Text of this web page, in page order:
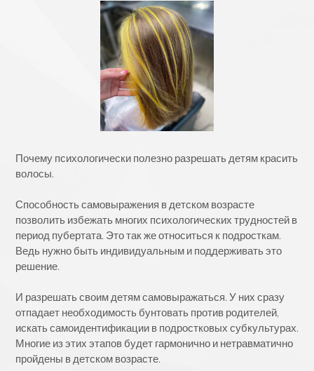
Почему психологически полезно разрешать детям красить
волосы.
Способность самовыражения в детском возрасте
позволить избежать многих психологических трудностей в
период пубертата. Это так же относиться к подросткам.
Ведь нужно быть индивидуальным и поддерживать это
решение.
И разрешать своим детям самовыражаться. У них сразу
отпадает необходимость бунтовать против родителей,
искать самоидентификации в подростковых субкультурах.
Многие из этих этапов будет гармонично и нетравматично
пройдены в детском возрасте.